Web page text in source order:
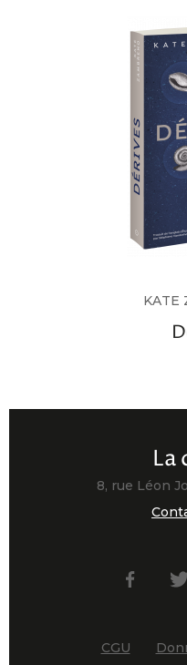
KATE
La
8, rue Léon
Facebook
CGU